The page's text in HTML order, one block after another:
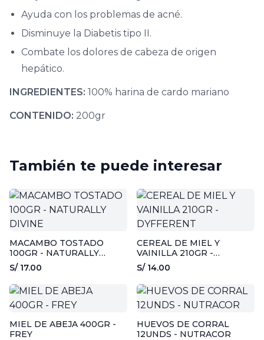
Ayuda con los problemas de acné.
Disminuye la Diabetis tipo II.
Combate los dolores de cabeza de origen
hepático.
INGREDIENTES: 100% harina de cardo mariano
CONTENIDO: 200gr
También te puede interesar
MACAMBO TOSTADO
100GR - NATURALLY
DIVINE
S/ 17.00
CEREAL DE MIEL Y
VAINILLA 210GR -
DYFFERENT
S/ 14.00
MIEL DE ABEJA 400GR -
FREY
HUEVOS DE CORRAL
12UNDS - NUTRACOR